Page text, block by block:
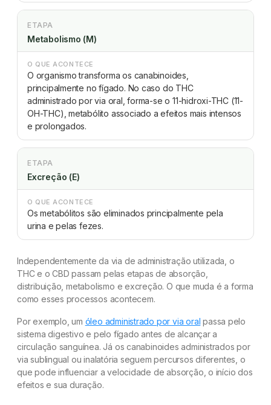
ETAPA
Metabolismo (M)
O QUE ACONTECE
O organismo transforma os canabinoides,
principalmente no fígado. No caso do THC
administrado por via oral, forma-se o 11-hidroxi-THC (11-
OH-THC), metabólito associado a efeitos mais intensos
e prolongados.
ETAPA
Excreção (E)
O QUE ACONTECE
Os metabólitos são eliminados principalmente pela
urina e pelas fezes.
Independentemente da via de administração utilizada, o
THC e o CBD passam pelas etapas de absorção,
distribuição, metabolismo e excreção. O que muda é a forma
como esses processos acontecem.
Por exemplo, um óleo administrado por via oral passa pelo
sistema digestivo e pelo fígado antes de alcançar a
circulação sanguínea. Já os canabinoides administrados por
via sublingual ou inalatória seguem percursos diferentes, o
que pode influenciar a velocidade de absorção, o início dos
efeitos e sua duração.